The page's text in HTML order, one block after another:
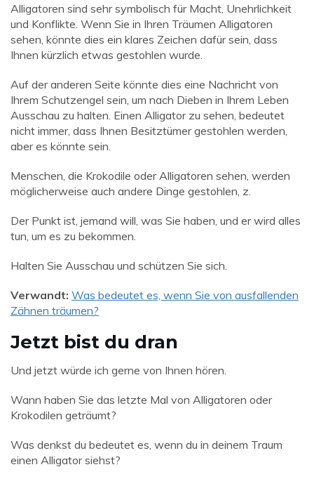
Alligatoren sind sehr symbolisch für Macht, Unehrlichkeit
und Konflikte. Wenn Sie in Ihren Träumen Alligatoren
sehen, könnte dies ein klares Zeichen dafür sein, dass
Ihnen kürzlich etwas gestohlen wurde.
Auf der anderen Seite könnte dies eine Nachricht von
Ihrem Schutzengel sein, um nach Dieben in Ihrem Leben
Ausschau zu halten. Einen Alligator zu sehen, bedeutet
nicht immer, dass Ihnen Besitztümer gestohlen werden,
aber es könnte sein.
Menschen, die Krokodile oder Alligatoren sehen, werden
möglicherweise auch andere Dinge gestohlen, z.
Der Punkt ist, jemand will, was Sie haben, und er wird alles
tun, um es zu bekommen.
Halten Sie Ausschau und schützen Sie sich.
Verwandt: Was bedeutet es, wenn Sie von ausfallenden
Zähnen träumen?
Jetzt bist du dran
Und jetzt würde ich gerne von Ihnen hören.
Wann haben Sie das letzte Mal von Alligatoren oder
Krokodilen geträumt?
Was denkst du bedeutet es, wenn du in deinem Traum
einen Alligator siehst?